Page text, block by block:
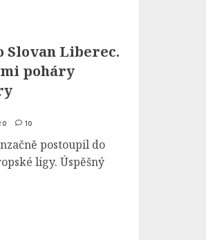
Slovan Liberec.
poháry
10
postoupil do
ligy. Úspěšný